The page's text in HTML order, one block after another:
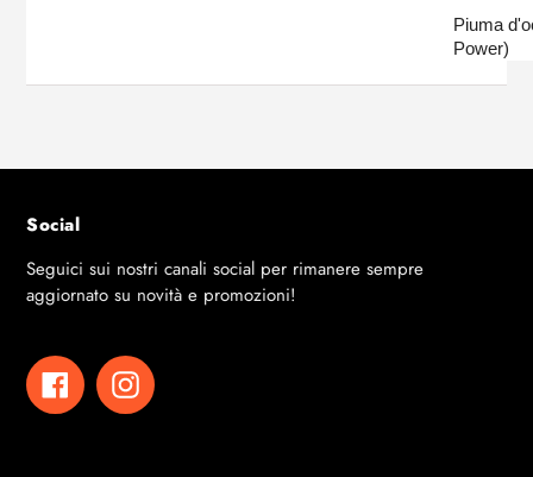
Piuma
Power)
Social
Seguici sui nostri canali social per rimanere sempre
aggiornato su novità e promozioni!
FacebookInstagram